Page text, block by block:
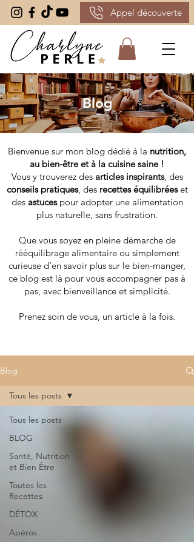
Appel découverte
Blog
Bienvenue sur mon blog dédié à la nutrition,
au bien-être et à la cuisine saine !
Vous y trouverez des articles inspirants, des
conseils pratiques, des recettes équilibréeset
des astuces pour adopter une alimentation
plus naturelle, sans frustration.
Que vous soyez en pleine démarche de
rééquilibrage alimentaire ou simplement
curieuse d’en savoir plus sur le bien-manger,
ce blog est là pour vous accompagner pas à
pas, avec bienveillance et simplicité.
Prenez soin de vous, un article à la fois.
Blog
Tous les posts
BLOG
Santé, Nutrition
et Bien Être
Toutes les
Recettes
DÉTOX
Apéros
Tous les posts